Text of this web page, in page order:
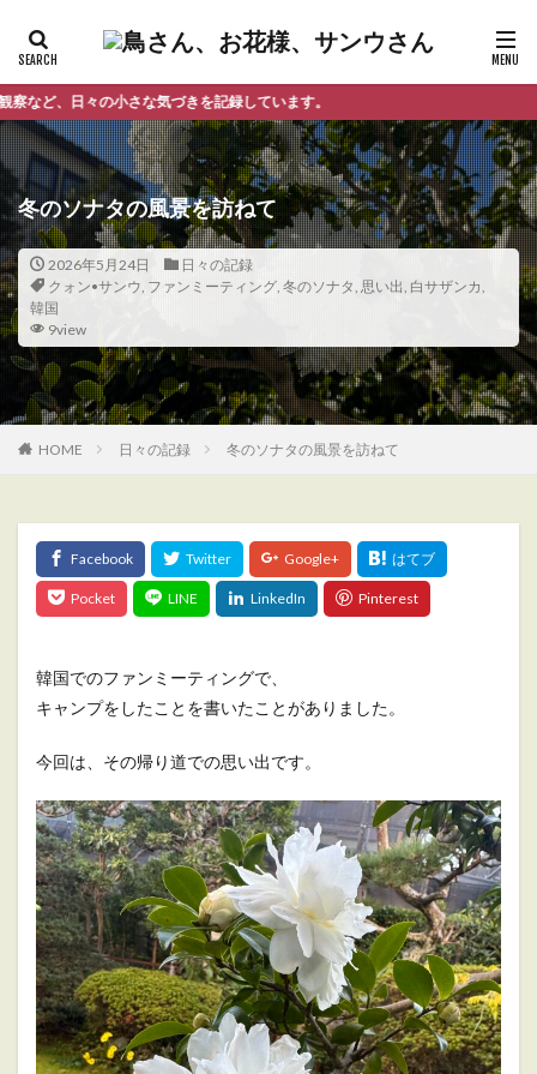
気づきを記録しています。
冬のソナタの風景を訪ねて
2026年5月24日
日々の記録
クォン•サンウ, ファンミーティング, 冬のソナタ, 思い出, 白サザンカ,
韓国
9view
HOME 日々の記録 冬のソナタの風景を訪ねて
韓国でのファンミーティングで、
キャンプをしたことを書いたことがありました。
今回は、その帰り道での思い出です。